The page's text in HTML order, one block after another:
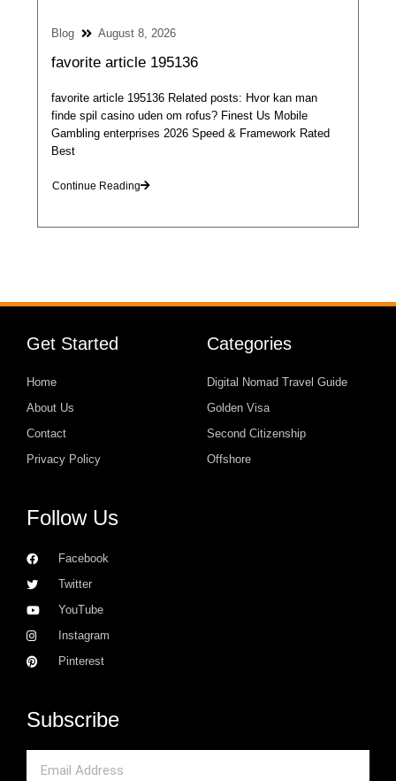
Blog August 8, 2026
favorite article 195136
favorite article 195136 Related posts: Hvor kan man
finde spil casino uden om rofus? Finest Us Mobile
Gambling enterprises 2026 Speed & Framework Rated
Best
Continue Reading
Get Started
Home
About Us
Contact
Privacy Policy
Categories
Digital Nomad Travel Guide
Golden Visa
Second Citizenship
Offshore
Follow Us
Facebook
Twitter
YouTube
Instagram
Pinterest
Subscribe